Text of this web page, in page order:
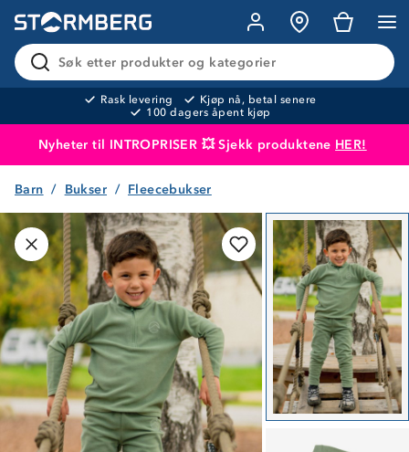
Søk etter produkter og kategorier
Rask levering
Kjøp nå, betal senere
100 dagers åpent kjøp
Nyheter til INTROPRISER 💥 Sjekk produktene HER!
Produktet er lagt i handlekurven
Barn Bukser Fleecebukser